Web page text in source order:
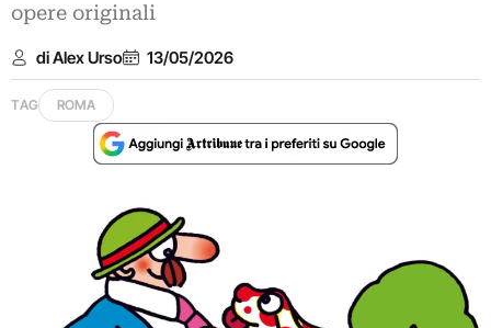
opere originali
di Alex Urso 13/05/2026
TAG ROMA